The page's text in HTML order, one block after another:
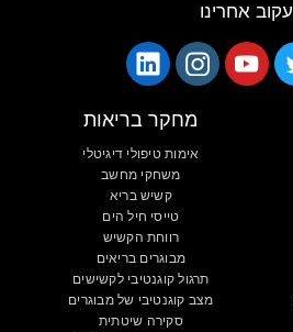
עקוב אחרינו
מחקר בריאות
אימות טיפולי דיגיטלי
משחקי מחשב
קשיש בריא
טייסי חיל הים
רווחת הקשיש
מבוגרים בריאים
תרגול קוגנטיבי לקשישים
מצב קוגנטיבי של מבוגרים
סקירה שיטתית